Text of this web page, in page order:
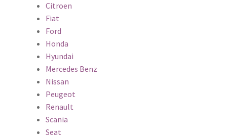
Citroen
Fiat
Ford
Honda
Hyundai
Mercedes Benz
Nissan
Peugeot
Renault
Scania
Seat